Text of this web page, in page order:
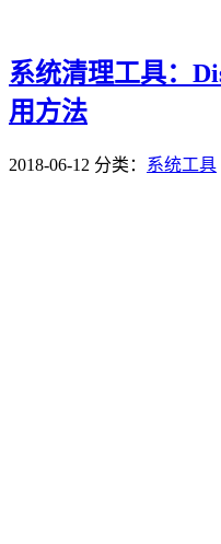
系统清理工具：
用方法
2018-06-12 分类： 系统工具